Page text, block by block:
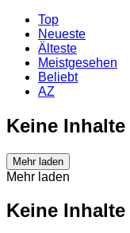
Top
Neueste
Älteste
Meistgesehen
Beliebt
AZ
Keine
Mehr laden
Mehr laden
Keine